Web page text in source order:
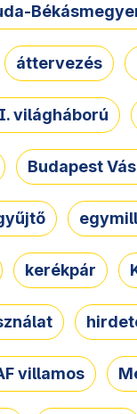
áttervezés
világháború
Budapest
kerékpár
villamos